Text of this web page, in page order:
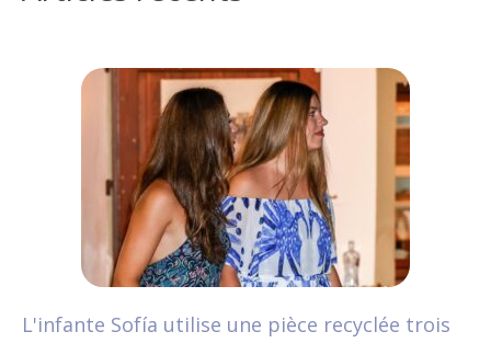
L'infante Sofía utilise une pièce recyclée trois